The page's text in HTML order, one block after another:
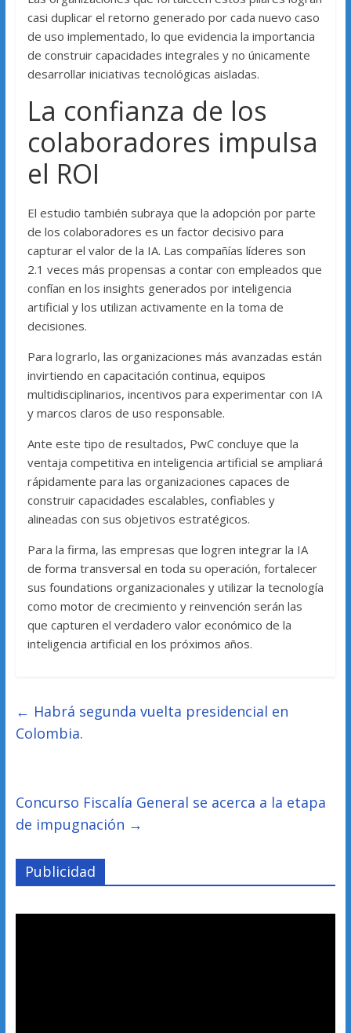
casi duplicar el retorno generado por cada nuevo caso
de uso implementado, lo que evidencia la importancia
de construir capacidades integrales y no únicamente
desarrollar iniciativas tecnológicas aisladas.
La confianza de los
colaboradores impulsa
el ROI
El estudio también subraya que la adopción por parte
de los colaboradores es un factor decisivo para
capturar el valor de la IA. Las compañías líderes son
2.1 veces más propensas a contar con empleados que
confían en los insights generados por inteligencia
artificial y los utilizan activamente en la toma de
decisiones.
Para lograrlo, las organizaciones más avanzadas están
invirtiendo en capacitación continua, equipos
multidisciplinarios, incentivos para experimentar con IA
y marcos claros de uso responsable.
Ante este tipo de resultados, PwC concluye que la
ventaja competitiva en inteligencia artificial se ampliará
rápidamente para las organizaciones capaces de
construir capacidades escalables, confiables y
alineadas con sus objetivos estratégicos.
Para la firma, las empresas que logren integrar la IA
de forma transversal en toda su operación, fortalecer
sus foundations organizacionales y utilizar la tecnología
como motor de crecimiento y reinvención serán las
que capturen el verdadero valor económico de la
inteligencia artificial en los próximos años.
← Habrá segunda vuelta presidencial en
Colombia.
Concurso Fiscalía General se acerca a la etapa
de impugnación →
Publicidad